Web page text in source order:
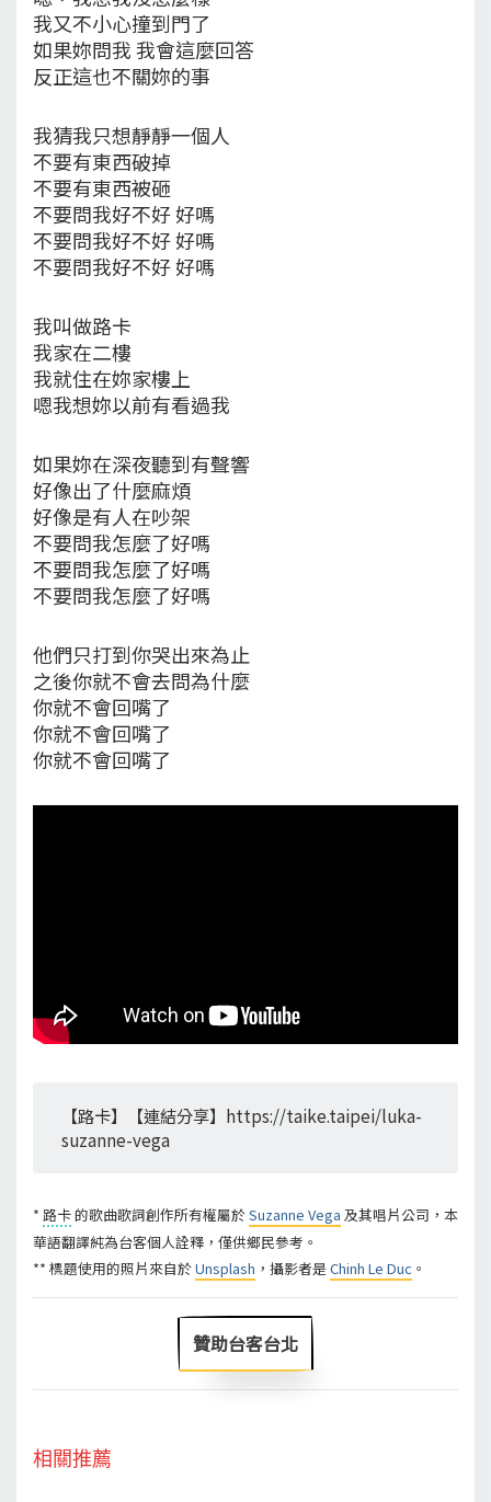
我又不小心撞到門了
如果妳問我 我會這麼回答
反正這也不關妳的事
我猜我只想靜靜一個人
不要有東西破掉
不要有東西被砸
不要問我好不好 好嗎
不要問我好不好 好嗎
不要問我好不好 好嗎
我叫做路卡
我家在二樓
我就住在妳家樓上
嗯我想妳以前有看過我
如果妳在深夜聽到有聲響
好像出了什麼麻煩
好像是有人在吵架
不要問我怎麼了好嗎
不要問我怎麼了好嗎
不要問我怎麼了好嗎
他們只打到你哭出來為止
之後你就不會去問為什麼
你就不會回嘴了
你就不會回嘴了
你就不會回嘴了
【路卡】【連結分享】https://taike.taipei/luka-
suzanne-vega
* 路卡的歌曲歌詞創作所有權屬於Suzanne Vega 及其唱片公司，本
華語翻譯純為台客個人詮釋，僅供鄉民參考。
** 標題使用的照片來自於Unsplash ，攝影者是 Chinh Le Duc 。
贊助台客台北
相關推薦